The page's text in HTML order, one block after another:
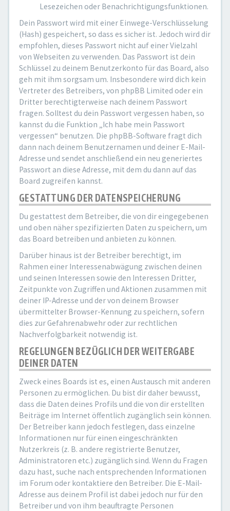
Lesezeichen oder Benachrichtigungsfunktionen.
Dein Passwort wird mit einer Einwege-Verschlüsselung
(Hash) gespeichert, so dass es sicher ist. Jedoch wird dir
empfohlen, dieses Passwort nicht auf einer Vielzahl
von Webseiten zu verwenden. Das Passwort ist dein
Schlüssel zu deinem Benutzerkonto für das Board, also
geh mit ihm sorgsam um. Insbesondere wird dich kein
Vertreter des Betreibers, von phpBB Limited oder ein
Dritter berechtigterweise nach deinem Passwort
fragen. Solltest du dein Passwort vergessen haben, so
kannst du die Funktion „Ich habe mein Passwort
vergessen“ benutzen. Die phpBB-Software fragt dich
dann nach deinem Benutzernamen und deiner E-Mail-
Adresse und sendet anschließend ein neu generiertes
Passwort an diese Adresse, mit dem du dann auf das
Board zugreifen kannst.
GESTATTUNG DER DATENSPEICHERUNG
Du gestattest dem Betreiber, die von dir eingegebenen
und oben näher spezifizierten Daten zu speichern, um
das Board betreiben und anbieten zu können.
Darüber hinaus ist der Betreiber berechtigt, im
Rahmen einer Interessenabwägung zwischen deinen
und seinen Interessen sowie den Interessen Dritter,
Zeitpunkte von Zugriffen und Aktionen zusammen mit
deiner IP-Adresse und der von deinem Browser
übermittelter Browser-Kennung zu speichern, sofern
dies zur Gefahrenabwehr oder zur rechtlichen
Nachverfolgbarkeit notwendig ist.
REGELUNGEN BEZÜGLICH DER WEITERGABE
DEINER DATEN
Zweck eines Boards ist es, einen Austausch mit anderen
Personen zu ermöglichen. Du bist dir daher bewusst,
dass die Daten deines Profils und die von dir erstellten
Beiträge im Internet öffentlich zugänglich sein können.
Der Betreiber kann jedoch festlegen, dass einzelne
Informationen nur für einen eingeschränkten
Nutzerkreis (z. B. andere registrierte Benutzer,
Administratoren etc.) zugänglich sind. Wenn du Fragen
dazu hast, suche nach entsprechenden Informationen
im Forum oder kontaktiere den Betreiber. Die E-Mail-
Adresse aus deinem Profil ist dabei jedoch nur für den
Betreiber und von ihm beauftragte Personen